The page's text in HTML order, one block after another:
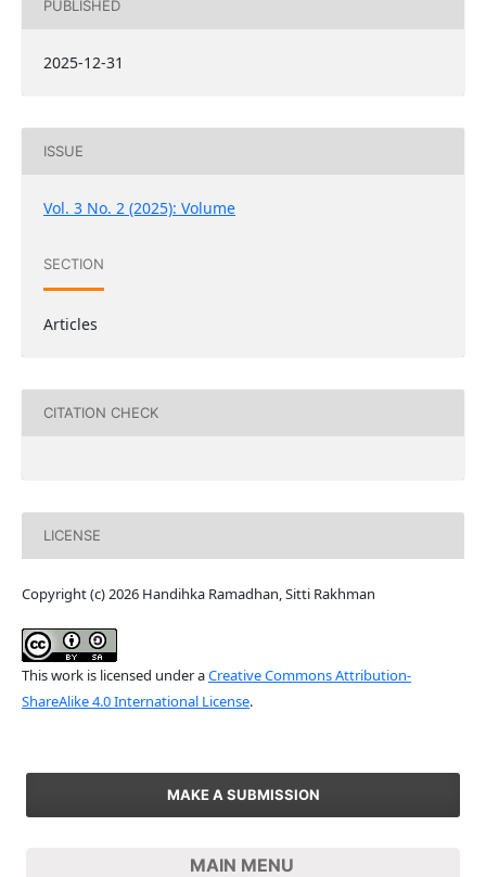
PUBLISHED
2025-12-31
ISSUE
Vol. 3 No. 2 (2025): Volume
SECTION
Articles
CITATION CHECK
LICENSE
Copyright (c) 2026 Handihka Ramadhan, Sitti Rakhman
This work is licensed under aCreative Commons Attribution-
ShareAlike 4.0 International License.
MAKE A SUBMISSION
MAIN MENU